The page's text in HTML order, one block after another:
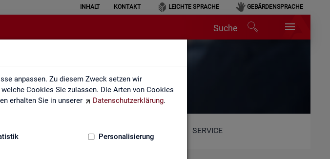
anpassen. Zu diesem Zweck setzen wir
Cookies Sie zulassen. Die Arten von Cookies
erhalten Sie in unserer
Datenschutzerklärung.
Personalisierung
INHALT KONTAKT LEICHTE SPRACHE GEBÄRDENSPRACHE
Suche
SERVICE